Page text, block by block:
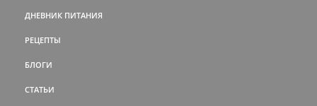
ДНЕВНИК ПИТАНИЯ
РЕЦЕПТЫ
БЛОГИ
СТАТЬИ